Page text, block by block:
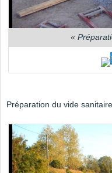
«
Préparation du vide